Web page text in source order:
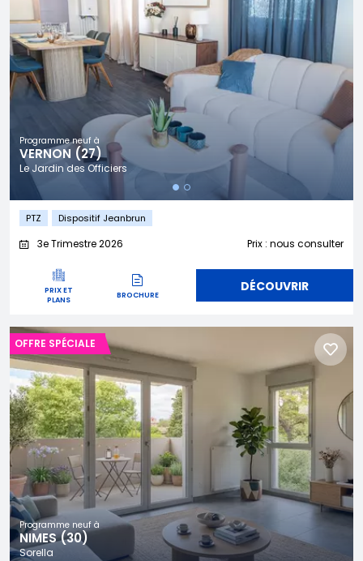
Programme neuf à
VERNON (27)
Le Jardin des Officiers
PTZ Dispositif Jeanbrun
3e Trimestre 2026 Prix : nous consulter
PRIX ET
PLANS
BROCHURE
DÉCOUVRIR
Programme neuf à
NIMES (30)
Sorella
OFFRE SPÉCIALE